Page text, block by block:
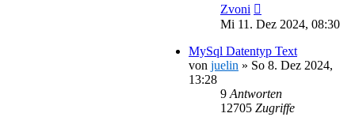
Zvoni
Mi 11. Dez 2024, 08:30
MySql Datentyp Text
von juelin » So 8. Dez 2024,
13:28
9 Antworten
12705 Zugriffe